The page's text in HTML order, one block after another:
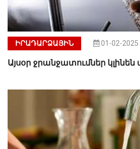
ԻՐԱԴԱՐՁԱՅԻՆ 01-02-2025
Այսօր ջրանջատումներ կլինեն